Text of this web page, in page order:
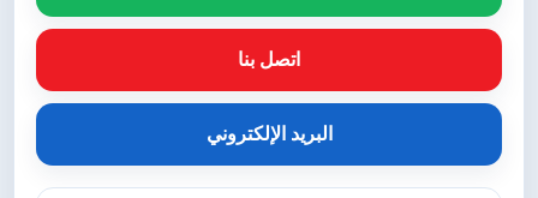
اتصل بنا
البريد الإلكتروني